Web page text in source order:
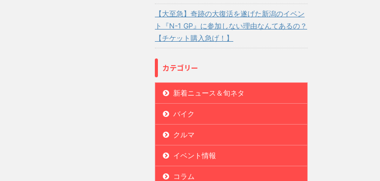
【大至急】奇跡の大復活を遂げた新潟のイベン
ト『N-1 GP』に参加しない理由なんてあるの？
【チケット購入急げ！】
カテゴリー
新着ニュース＆旬ネタ
バイク
クルマ
イベント情報
コラム